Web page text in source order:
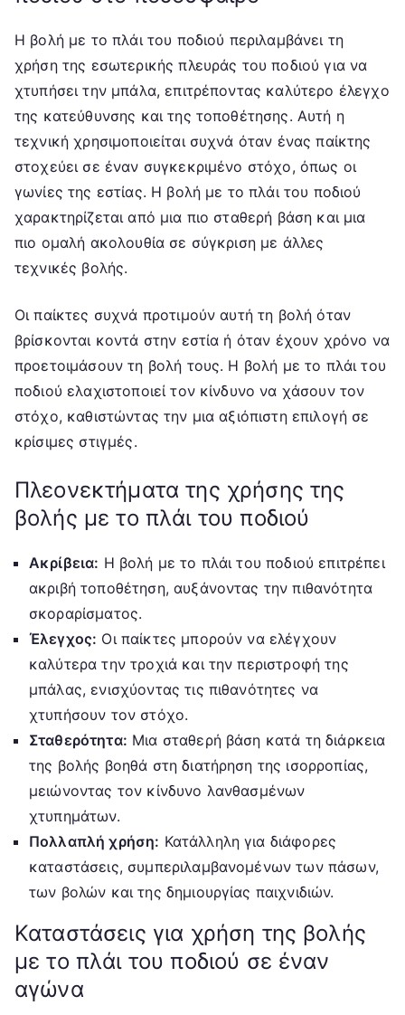
Η βολή με το πλάι του ποδιού περιλαμβάνει τη
χρήση της εσωτερικής πλευράς του ποδιού για να
χτυπήσει την μπάλα, επιτρέποντας καλύτερο έλεγχο
της κατεύθυνσης και της τοποθέτησης. Αυτή η
τεχνική χρησιμοποιείται συχνά όταν ένας παίκτης
στοχεύει σε έναν συγκεκριμένο στόχο, όπως οι
γωνίες της εστίας. Η βολή με το πλάι του ποδιού
χαρακτηρίζεται από μια πιο σταθερή βάση και μια
πιο ομαλή ακολουθία σε σύγκριση με άλλες
τεχνικές βολής.
Οι παίκτες συχνά προτιμούν αυτή τη βολή όταν
βρίσκονται κοντά στην εστία ή όταν έχουν χρόνο να
προετοιμάσουν τη βολή τους. Η βολή με το πλάι του
ποδιού ελαχιστοποιεί τον κίνδυνο να χάσουν τον
στόχο, καθιστώντας την μια αξιόπιστη επιλογή σε
κρίσιμες στιγμές.
Πλεονεκτήματα της χρήσης της
βολής με το πλάι του ποδιού
Ακρίβεια: Η βολή με το πλάι του ποδιού επιτρέπει
ακριβή τοποθέτηση, αυξάνοντας την πιθανότητα
σκοραρίσματος.
Έλεγχος: Οι παίκτες μπορούν να ελέγχουν
καλύτερα την τροχιά και την περιστροφή της
μπάλας, ενισχύοντας τις πιθανότητες να
χτυπήσουν τον στόχο.
Σταθερότητα: Μια σταθερή βάση κατά τη διάρκεια
της βολής βοηθά στη διατήρηση της ισορροπίας,
μειώνοντας τον κίνδυνο λανθασμένων
χτυπημάτων.
Πολλαπλή χρήση: Κατάλληλη για διάφορες
καταστάσεις, συμπεριλαμβανομένων των πάσων,
των βολών και της δημιουργίας παιχνιδιών.
Καταστάσεις για χρήση της βολής
με το πλάι του ποδιού σε έναν
αγώνα